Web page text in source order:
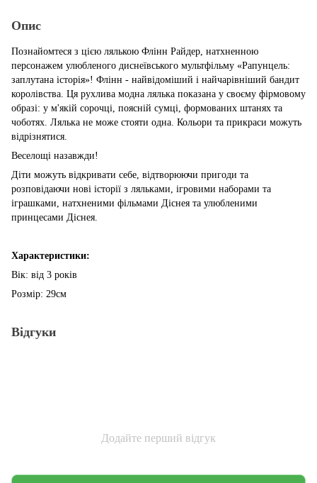
Опис
Познайомтеся з цією лялькою Флінн Райдер, натхненною
персонажем улюбленого диснеївського мультфільму «Рапунцель:
заплутана історія»! Флінн - найвідоміший і найчарівніший бандит
королівства. Ця рухлива модна лялька показана у своєму фірмовому
образі: у м'якій сорочці, поясній сумці, формованих штанях та
чоботях. Лялька не може стояти одна. Кольори та прикраси можуть
відрізнятися.
Веселощі назавжди!
Діти можуть відкривати себе, відтворюючи пригоди та
розповідаючи нові історії з ляльками, ігровими наборами та
іграшками, натхненими фільмами Діснея та улюбленими
принцесами Діснея.
Характеристики:
Вік: від 3 років
Розмір: 29см
Відгуки
Додайте перший відгук